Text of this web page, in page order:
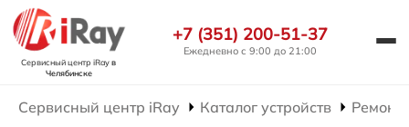
Сервисный центр iRayв
Челябинске
+7 (351) 200-51-37
Ежедневно с 9:00 до 21:00
Сервисный центр iRay Каталог устройств Ремонт